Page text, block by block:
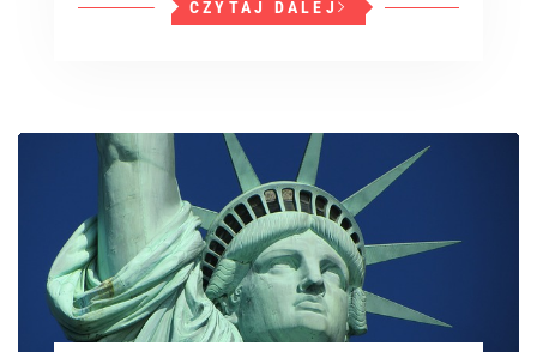
CZYTAJ DALEJ